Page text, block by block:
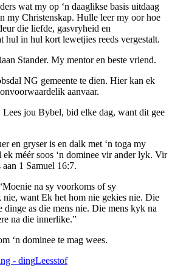
wat my op ‘n daaglikse basis uitdaag
my Christenskap. Hulle leer my oor hoe
die liefde, gasvryheid en
hul in hul kort lewetjies reeds vergestalt.
Stander. My mentor en beste vriend.
NG gemeente te dien. Hier kan ek
aanvaar.
jou Bybel, bid elke dag, want dit gee
en gryser is en dalk met ‘n toga my
ek méér soos ‘n dominee vir ander lyk. Vir
1 Samuel 16:7.
na sy voorkoms of sy
want Ek het hom nie gekies nie. Die
as die mens nie. Die mens kyk na
na die innerlike.”
‘n dominee te mag wees.
- dingLeesstof